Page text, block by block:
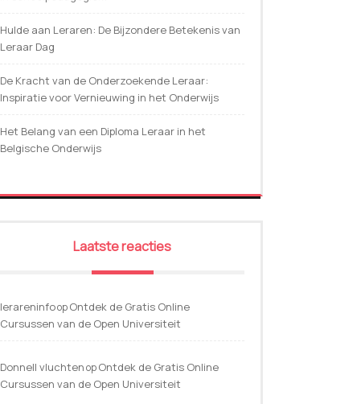
Hulde aan Leraren: De Bijzondere Betekenis van
Leraar Dag
De Kracht van de Onderzoekende Leraar:
Inspiratie voor Vernieuwing in het Onderwijs
Het Belang van een Diploma Leraar in het
Belgische Onderwijs
Laatste reacties
lerareninfoopOntdek de Gratis Online
Cursussen van de Open Universiteit
Donnell vluchtenopOntdek de Gratis Online
Cursussen van de Open Universiteit